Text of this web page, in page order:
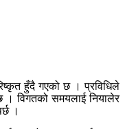
हुँदै गएको छ । प्रविधिले
। विगतको समयलाई नियालेर
।